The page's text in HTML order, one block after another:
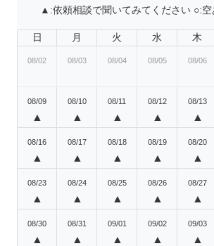
▲:依頼相談で聞いてみてください ○:空
日 月 火 水 木
08/02 08/03 08/04 08/05 08/06
08/09
▲
08/10
▲
08/11
▲
08/12
▲
08/13
▲
08/16
▲
08/17
▲
08/18
▲
08/19
▲
08/20
▲
08/23
▲
08/24
▲
08/25
▲
08/26
▲
08/27
▲
08/30
▲
08/31
▲
09/01
▲
09/02
▲
09/03
▲